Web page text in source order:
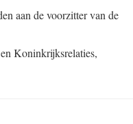
aan de voorzitter van de
Koninkrijksrelaties,